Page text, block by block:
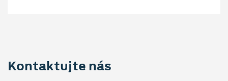
Kontaktujte nás